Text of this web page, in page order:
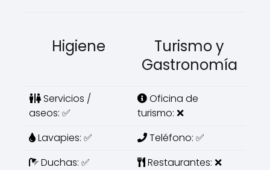
Higiene
Turismo y
Gastronomía
Servicios /
aseos: ✅
Oficina de
turismo: ❌
Lavapies: ✅
Teléfono: ✅
Duchas: ✅
Restaurantes: ❌